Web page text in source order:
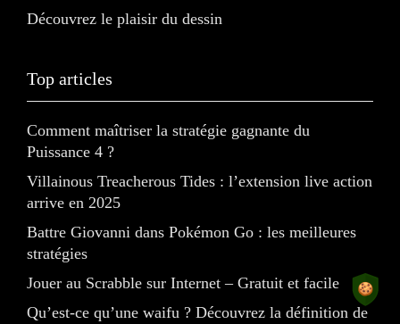
Découvrez le plaisir du dessin
Top articles
Comment maîtriser la stratégie gagnante du
Puissance 4 ?
Villainous Treacherous Tides : l’extension live action
arrive en 2025
Battre Giovanni dans Pokémon Go : les meilleures
stratégies
Jouer au Scrabble sur Internet – Gratuit et facile
Qu’est-ce qu’une waifu ? Découvrez la définition de